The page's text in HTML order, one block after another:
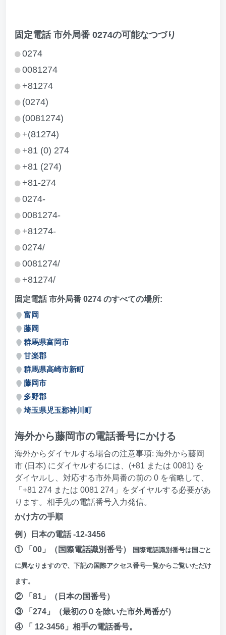
固定電話 市外局番 0274の可能なつづり
0274
0081274
+81274
(0274)
(0081274)
+(81274)
+81 (0) 274
+81 (274)
+81-274
0274-
0081274-
+81274-
0274/
0081274/
+81274/
固定電話 市外局番 0274 のすべての場所:
富岡
藤岡
群馬県富岡市
甘楽郡
群馬県高崎市新町
藤岡市
多野郡
埼玉県児玉郡神川町
海外から藤岡市の電話番号にかける
海外からダイヤルする場合の注意事項: 海外から藤岡
市 (日本) にダイヤルするには、(+81 または 0081) を
ダイヤルし、対応する市外局番の前の 0 を省略して、
「+81 274 または 0081 274」をダイヤルする必要があ
ります。相手先の電話番号入力発信。
かけ方の手順
例）日本の電話 -12-3456
① 「00」（国際電話識別番号）
国際電話識別番号は国ごと
に異なりますので、下記の国際アクセス番号一覧からご覧いただけ
ます。
② 「81」（日本の国番号）
③ 「274」（最初の０を除いた市外局番が）
④ 「 12-3456」相手の電話番号。